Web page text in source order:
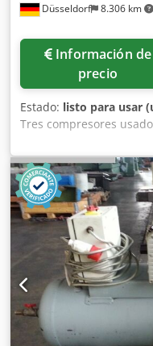
Düsseldorf 8.306 km
Información de
precio
Estado: listo para usar
Tres compresores
fabricación 2006
principal instalado,
1x Worthing
interruptor principal
funcionamiento